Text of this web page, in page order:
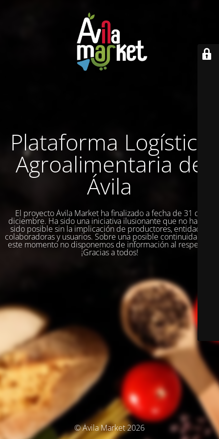
Plataforma Logística
Agroalimentaria de
Ávila
El proyecto Ávila Market ha finalizado a fecha de 31 de
diciembre. Ha sido una iniciativa ilusionante que no habría
sido posible sin la implicación de productores, entidades
colaboradoras y usuarios. Sobre una posible continuidad, en
este momento no disponemos de información al respecto.
¡Gracias a todos!
© Ávila Market 2026